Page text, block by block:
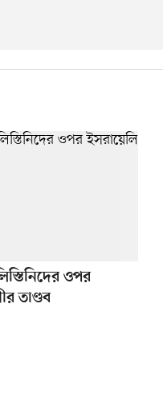
ওপর
তাণ্ডব